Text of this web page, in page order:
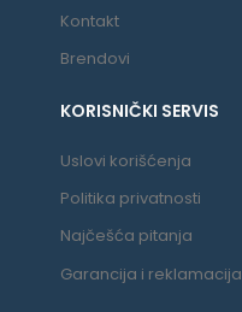
Kontakt
Brendovi
KORISNIČKI SERVIS
Uslovi korišćenja
Politika privatnosti
Najčešća pitanja
Garancija i reklamacija